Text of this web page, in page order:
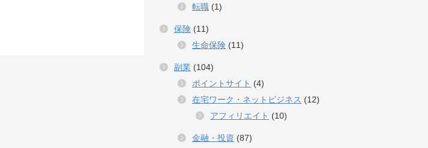
転職 (1)
保険 (11)
生命保険 (11)
副業 (104)
ポイントサイト (4)
在宅ワーク・ネットビジネス (12)
アフィリエイト (10)
金融・投資 (87)